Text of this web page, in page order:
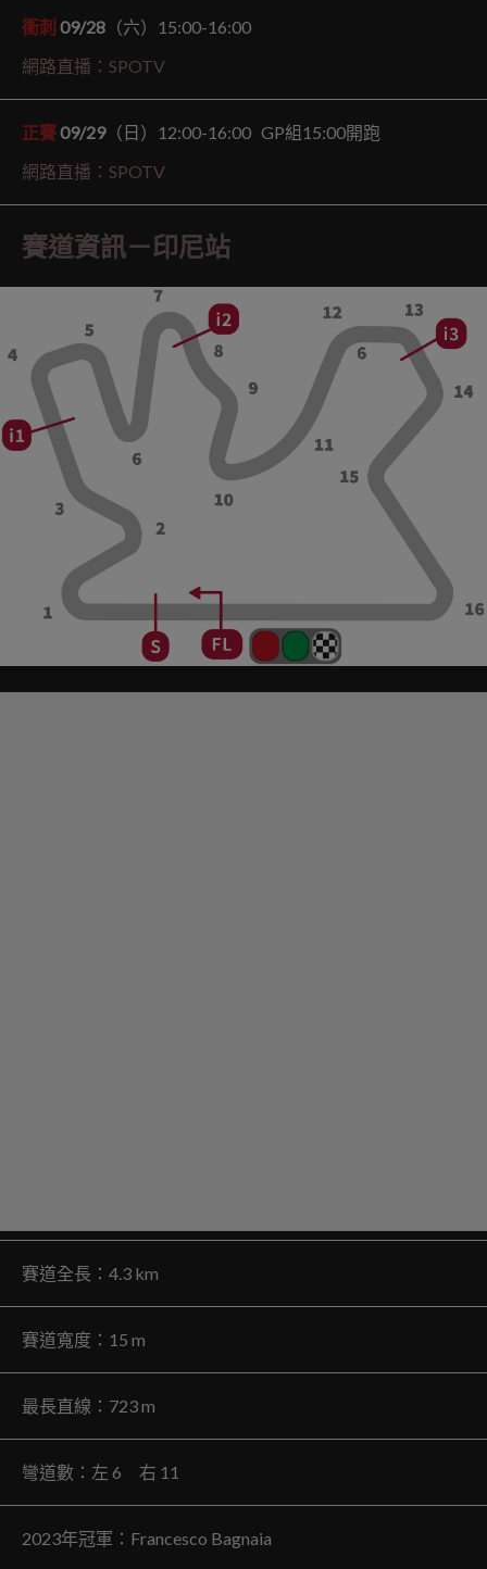
衝刺 09/28 （六）15:00-16:00
網路直播：SPOTV
正賽09/29（日）12:00-16:00 GP組15:00開跑
網路直播：SPOTV
賽道資訊－印尼站
賽道全長：4.3 km
賽道寬度：15 m
最長直線：723 m
彎道數：左 6 右 11
2023年冠軍：Francesco Bagnaia